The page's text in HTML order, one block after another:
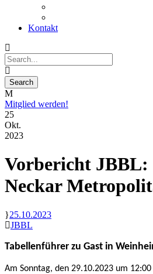
Kontakt
Mitglied werden!
25
Okt.
2023
Vorbericht JBBL:
Neckar
25.10.2023
JBBL
Tabellenführer zu Gast in
Am Sonntag, den 29.10.2023 um